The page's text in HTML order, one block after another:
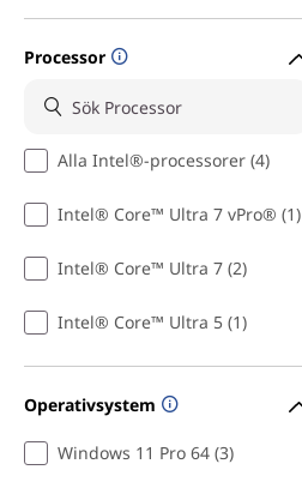
Processor
Alla Intel®-processorer (4)
Intel® Core™ Ultra 7 vPro® (1)
Intel® Core™ Ultra 7 (2)
Intel® Core™ Ultra 5 (1)
Operativsystem
Windows 11 Pro 64 (3)